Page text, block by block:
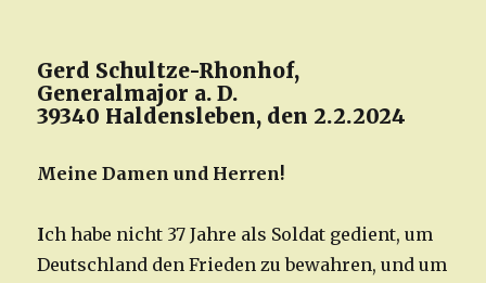
Gerd Schultze-Rhonhof,
Generalmajor a. D.
39340 Haldensleben, den 2.2.2024
Meine Damen und Herren!
Ich habe nicht 37 Jahre als Soldat gedient, um
Deutschland den Frieden zu bewahren, und um